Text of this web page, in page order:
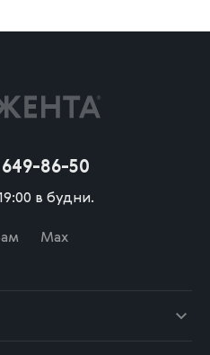
86-50
в будни.
Max